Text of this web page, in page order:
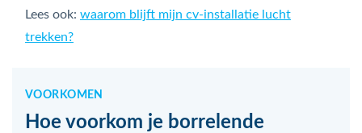
Lees ook: waarom blijft mijn cv-installatie lucht
trekken?
VOORKOMEN
Hoe voorkom je borrelende